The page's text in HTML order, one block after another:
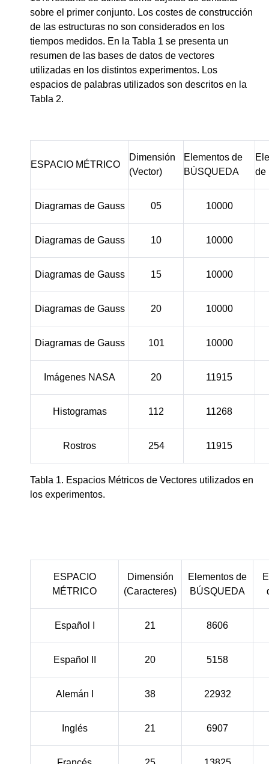
sobre el primer conjunto. Los costes de construcción
de las estructuras no son considerados en los
tiempos medidos. En la Tabla 1 se presenta un
resumen de las bases de datos de vectores
utilizadas en los distintos experimentos. Los
espacios de palabras utilizados son descritos en la
Tabla 2.
ESPACIO MÉTRICO
Dimensión
(Vector)
Elementos de
BÚSQUEDA
de
Diagramas de Gauss 05 10000
Diagramas de Gauss 10 10000
Diagramas de Gauss 15 10000
Diagramas de Gauss 20 10000
Diagramas de Gauss 101 10000
Imágenes NASA 20 11915
Histogramas 112 11268
Rostros 254 11915
Tabla 1. Espacios Métricos de Vectores utilizados en
los experimentos.
ESPACIO
MÉTRICO
Dimensión
(Caracteres)
Elementos de
BÚSQUEDA
Español I 21 8606
Español II 20 5158
Alemán I 38 22932
Inglés 21 6907